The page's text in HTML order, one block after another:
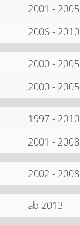
2001 - 2005
2006 - 2010
2000 - 2005
2000 - 2005
1997 - 2010
2001 - 2008
2002 - 2008
ab 2013